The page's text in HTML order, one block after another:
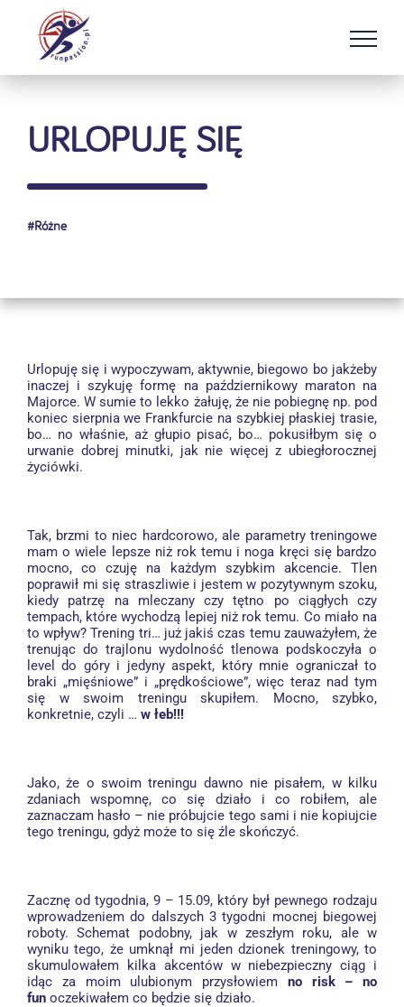
zawartości
URLOPUJĘ SIĘ
#Różne
Urlopuję się i wypoczywam, aktywnie, biegowo bo jakżeby
inaczej i szykuję formę na październikowy maraton na
Majorce. W sumie to lekko żałuję, że nie pobiegnę np. pod
koniec sierpnia we Frankfurcie na szybkiej płaskiej trasie,
bo… no właśnie, aż głupio pisać, bo… pokusiłbym się o
urwanie dobrej minutki, jak nie więcej z ubiegłorocznej
życiówki.
Tak, brzmi to niec hardcorowo, ale parametry treningowe
mam o wiele lepsze niż rok temu i noga kręci się bardzo
mocno, co czuję na każdym szybkim akcencie. Tlen
poprawił mi się straszliwie i jestem w pozytywnym szoku,
kiedy patrzę na mleczany czy tętno po ciągłych czy
tempach, które wychodzą lepiej niż rok temu. Co miało na
to wpływ? Trening tri… już jakiś czas temu zauważyłem, że
trenując do trajlonu wydolność tlenowa podskoczyła o
level do góry i jedyny aspekt, który mnie ograniczał to
braki „mięśniowe” i „prędkościowe”, więc teraz nad tym
się w swoim treningu skupiłem. Mocno, szybko,
konkretnie, czyli … w łeb!!!
Jako, że o swoim treningu dawno nie pisałem, w kilku
zdaniach wspomnę, co się działo i co robiłem, ale
zaznaczam hasło – nie próbujcie tego sami i nie kopiujcie
tego treningu, gdyż może to się źle skończyć.
Zacznę od tygodnia, 9 – 15.09, który był pewnego rodzaju
wprowadzeniem do dalszych 3 tygodni mocnej biegowej
roboty. Schemat podobny, jak w zeszłym roku, ale w
wyniku tego, że umknął mi jeden dzionek treningowy, to
skumulowałem kilka akcentów w niebezpieczny ciąg i
idąc za moim ulubionym przysłowiem no risk – no
fun oczekiwałem co będzie się działo.